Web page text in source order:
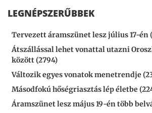
LEGNÉPSZERŰBBEK
Tervezett áramszünet lesz július 17-én
Átszállással lehet vonattal utazni
között (2794)
Változik egyes vonatok menetrendje
Másodfokú hőségriasztás lép életbe
Áramszünet lesz május 19-én több